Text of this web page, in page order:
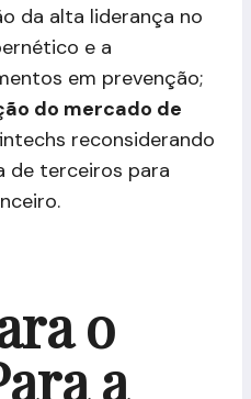
da alta liderança no
e a
em prevenção;
do mercado de
reconsiderando
de terceiros para
o
a